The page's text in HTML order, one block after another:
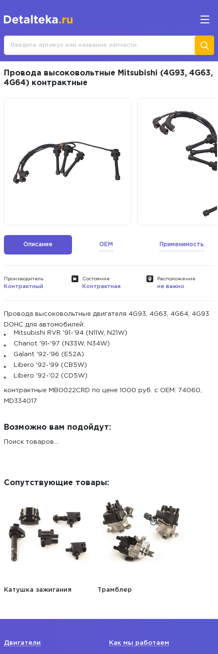
Провода высоковольтные Mitsubishi (4G93, 4G63,
4G64) контрактные
Описание OEM Применимость
Производитель
Контрактный
Состояние
Контрактная
Расположение
не важно
Провода высоковольтные двигателя 4G93, 4G63, 4G64, 4G93
DOHC для автомобилей:
Mitsubishi RVR '91-'94 (N11W, N21W)
Chariot '91-'97 (N33W, N34W)
Galant '92-'96 (E52A)
Libero '92-'99 (CB5W)
Libero '92-'02 (CD5W)
контрактные MB0022CRD по цене 1000 руб. с ОЕМ: 74060,
MD334017
Возможно вам подойдут:
Поиск товаров...
Сопутствующие товары:
Катушка зажигания Трамблер
Двигатели Как мы работаем